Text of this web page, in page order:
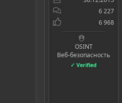
6 227
6 968
OSINT
Веб-безопасность
✓ Verified